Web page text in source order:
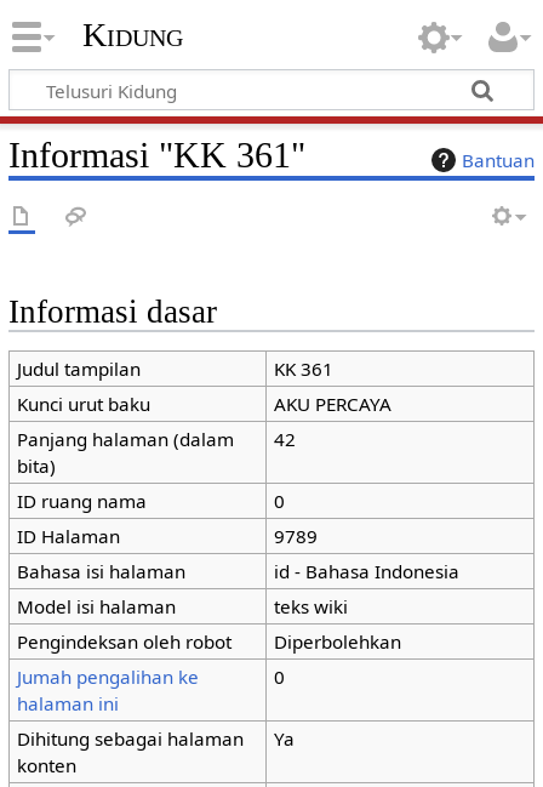
Kidung
Bantuan
Informasi "KK 361"
Informasi dasar
Judul tampilan
KK 361
Kunci urut baku
AKU PERCAYA
Panjang halaman (dalam
bita)
42
ID ruang nama
0
ID Halaman
9789
Bahasa isi halaman
id - Bahasa Indonesia
Model isi halaman
teks wiki
Pengindeksan oleh robot
Diperbolehkan
Jumah pengalihan ke
halaman ini
0
Dihitung sebagai halaman
konten
Ya